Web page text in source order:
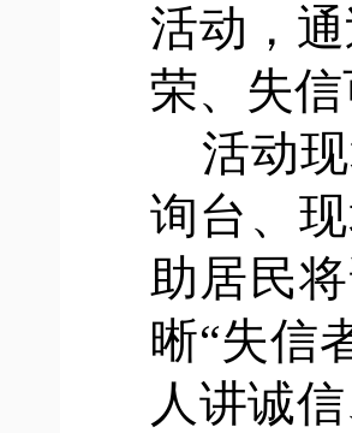
活动，
荣、失
活动
询台、
助居民
晰“失信
人讲诚